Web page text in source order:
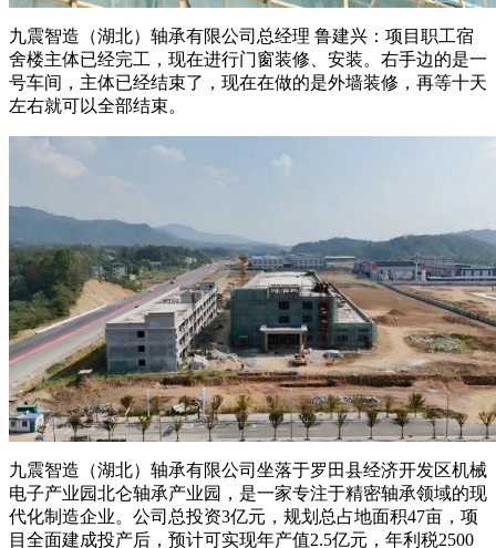
九震智造（湖北）轴承有限公司总经理 鲁建兴：项目职工宿
舍楼主体已经完工，现在进行门窗装修、安装。右手边的是一
号车间，主体已经结束了，现在在做的是外墙装修，再等十天
左右就可以全部结束。
九震智造（湖北）轴承有限公司坐落于罗田县经济开发区机械
电子产业园北仑轴承产业园，是一家专注于精密轴承领域的现
代化制造企业。公司总投资3亿元，规划总占地面积47亩，项
目全面建成投产后，预计可实现年产值2.5亿元，年利税2500